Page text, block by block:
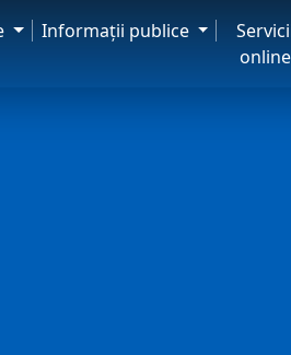
Informaţii publice
online